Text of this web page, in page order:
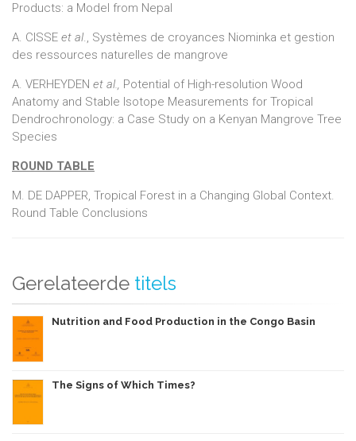
Products: a Model from Nepal
A. CISSE et al., Systèmes de croyances Niominka et gestion
des ressources naturelles de mangrove
A. VERHEYDEN et al., Potential of High-resolution Wood
Anatomy and Stable Isotope Measurements for Tropical
Dendrochronology: a Case Study on a Kenyan Mangrove Tree
Species
ROUND TABLE
M. DE DAPPER, Tropical Forest in a Changing Global Context.
Round Table Conclusions
Gerelateerde titels
Nutrition and Food Production in the Congo Basin
The Signs of Which Times?